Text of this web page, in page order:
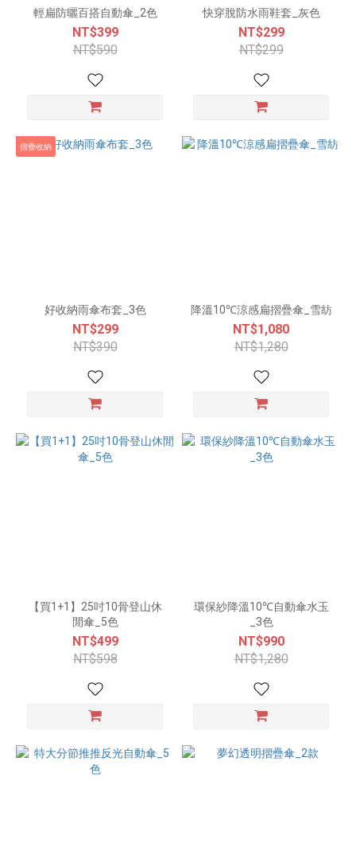
輕扁防曬百搭自動傘_2色
NT$399
NT$590
快穿脫防水雨鞋套_灰色
NT$299
NT$299
摺疊收納
好收納雨傘布套_3色
NT$299
NT$390
降溫10℃涼感扁摺疊傘_雪紡
NT$1,080
NT$1,280
【買1+1】25吋10骨登山休
閒傘_5色
NT$499
NT$598
環保紗降溫10℃自動傘水玉
_3色
NT$990
NT$1,280